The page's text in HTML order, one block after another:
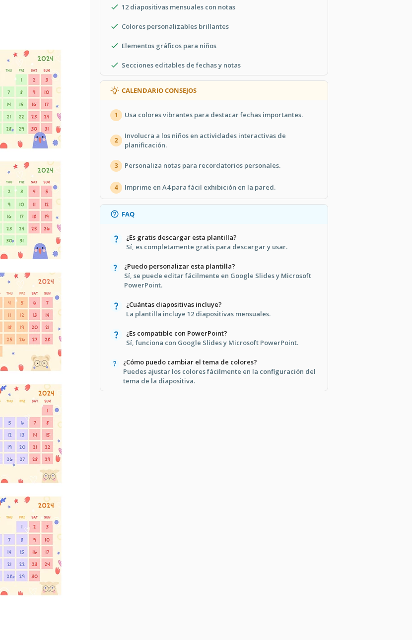
12 diapositivas mensuales con notas
Colores personalizables brillantes
Elementos gráficos para niños
Secciones editables de fechas y notas
CALENDARIO CONSEJOS
1 Usa colores vibrantes para destacar fechas importantes.
2
Involucra a los niños en actividades interactivas de
planificación.
3 Personaliza notas para recordatorios personales.
4 Imprime en A4 para fácil exhibición en la pared.
FAQ
¿Es gratis descargar esta plantilla?
Sí, es completamente gratis para descargar y usar.
¿Puedo personalizar esta plantilla?
Sí, se puede editar fácilmente en Google Slides y Microsoft
PowerPoint.
¿Cuántas diapositivas incluye?
La plantilla incluye 12 diapositivas mensuales.
¿Es compatible con PowerPoint?
Sí, funciona con Google Slides y Microsoft PowerPoint.
¿Cómo puedo cambiar el tema de colores?
Puedes ajustar los colores fácilmente en la configuración del
tema de la diapositiva.